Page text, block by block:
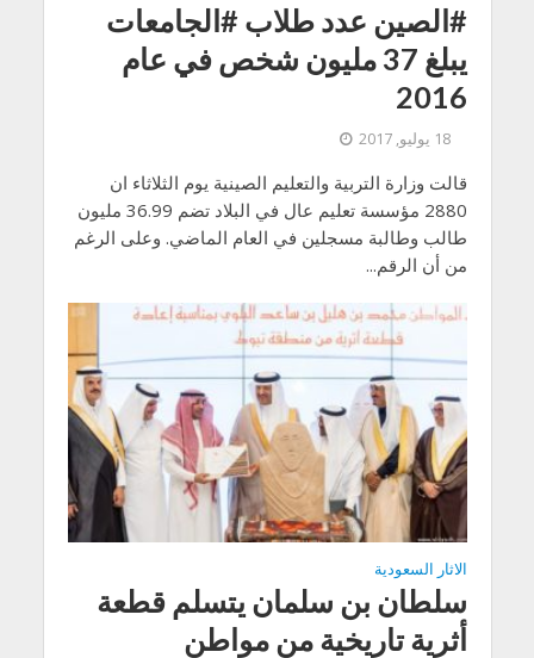
#الصين عدد طلاب #الجامعات
يبلغ 37 مليون شخص في عام
2016
18 يوليو, 2017
قالت وزارة التربية والتعليم الصينية يوم الثلاثاء ان
2880 مؤسسة تعليم عال في البلاد تضم 36.99 مليون
طالب وطالبة مسجلين في العام الماضي. وعلى الرغم
من أن الرقم...
الاثار السعودية
سلطان بن سلمان يتسلم قطعة
أثرية تاريخية من مواطن